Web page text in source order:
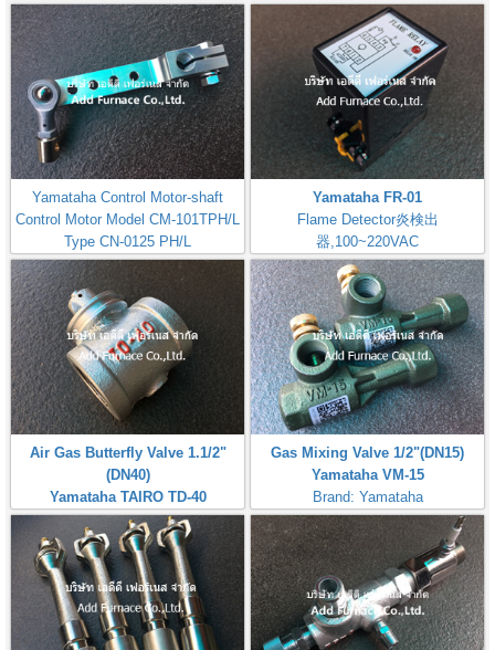
Pressure Gauge 0-10kPa,0-
100mBar
Yamataha Control Motor-shaft
Control Motor Model CM-101TPH/L
Type CN-0125 PH/L
MODEL-CM-101TPH/L-B7I
Yamataha FR-01
Flame Detector炎検出
器,100~220VAC
Check: Flame Rod
Air Gas Butterfly Valve 1.1/2"
(DN40)
Yamataha TAIRO TD-40
Brand: Yamataha
Gas Mixing Valve 1/2"(DN15)
Yamataha VM-15
Brand: Yamataha